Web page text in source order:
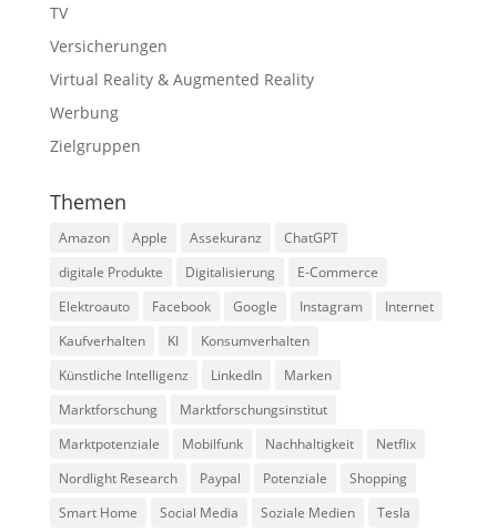
TV
Versicherungen
Virtual Reality & Augmented Reality
Werbung
Zielgruppen
Themen
Amazon Apple Assekuranz
ChatGPT
digitale Produkte
Digitalisierung
E-Commerce
Elektroauto
Facebook Google Instagram
Internet
Kaufverhalten
KI
Konsumverhalten
Künstliche Intelligenz
LinkedIn
Marken
Marktforschung
Marktforschungsinstitut
Marktpotenziale
Mobilfunk Nachhaltigkeit
Netflix
Nordlight Research
Paypal Potenziale
Shopping
Smart Home
Social Media Soziale Medien
Tesla